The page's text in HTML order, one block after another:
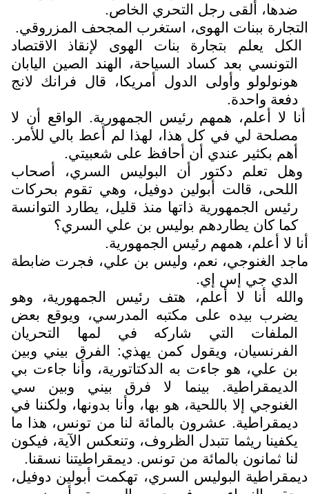
ضدها، ألقى رجل التحري الخاص.
التجارة ببنات الهوى، استغرب المجحف المزروقي.
الكل يعلم بتجارة بنات الهوى لإنقاذ الاقتصاد
التونسي بعد كساد السياحة، الهند الصين اليابان
هونولولو وأولى الدول أمريكا، قال فرانك لانج
دفعة واحدة.
أنا لا أعلم، همهم رئيس الجمهورية. الواقع أن لا
مصلحة لي في كل هذا، لهذا لم أعط بالي للأمر.
أهم بكثير عندي أن أحافظ على شعبيتي.
وهل تعلم دكتور أن البوليس السري، أصحاب
اللحى، قالت أبولين دوفيل، وهي تقوم بحركات
رئيس الجمهورية ذاتها منذ قليل، يطارد التوانسة
كما كان يطاردهم بوليس بن علي السري؟
أنا لا أعلم، همهم رئيس الجمهورية.
ماجد الغنوجي، نعم، وليس بن علي، فجرت ضابطة
الدي جي إس إي.
والله أنا لا أعلم، هتف رئيس الجمهورية، وهو
يضرب بيده على مكتبه المدرسي، ويوقع بعض
الملفات التي شاركه في لمها التحريان
الفرنسيان، ويقول كمن يهذي: الفرق بيني وبين
بن علي، هو جاءت به الدكتاتورية، وأنا جاءت بي
الديمقراطية. بينما لا فرق بيني وبين سي
الغنوجي إلا باللحية، هو بها، وأنا بدونها، ولكننا في
ديمقراطية. عشرون بالمائة لنا من تونس، هذا ما
يكفينا ريثما تتبدل الظروف، وتنعكس الآية، فيكون
لنا ثمانون بالمائة من تونس. ديمقراطيتنا نسقنا.
ديمقراطية البوليس السري، تهكمت أبولين دوفيل،